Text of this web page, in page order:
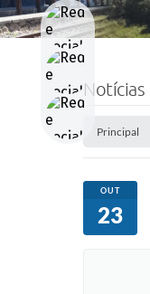
Notícias
Principal
OUT
23